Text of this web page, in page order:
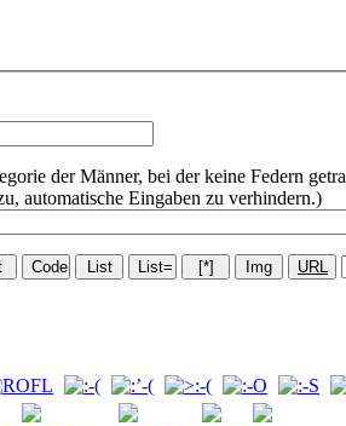
der Männer, bei der keine Federn
automatische Eingaben zu verhindern.)